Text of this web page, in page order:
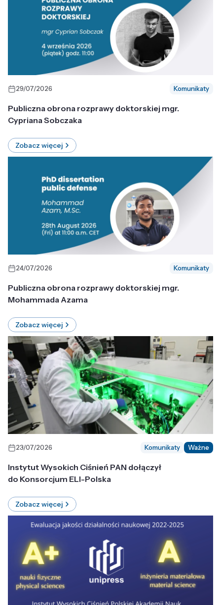
29/07/2026 Komunikaty
Publiczna obrona rozprawy doktorskiej mgr.
Cypriana Sobczaka
Zobacz więcej
24/07/2026 Komunikaty
Publiczna obrona rozprawy doktorskiej mgr.
Mohammada Azama
Zobacz więcej
23/07/2026 Komunikaty Ważne
Instytut Wysokich Ciśnień PAN dołączył
do Konsorcjum ELI-Polska
Zobacz więcej